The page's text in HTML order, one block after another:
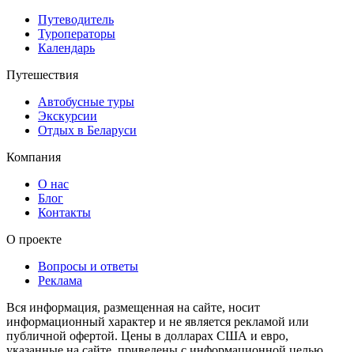
Путеводитель
Туроператоры
Календарь
Путешествия
Автобусные туры
Экскурсии
Отдых в Беларуси
Компания
О нас
Блог
Контакты
О проекте
Вопросы и ответы
Реклама
Вся информация, размещенная на сайте, носит
информационный характер и не является рекламой или
публичной офертой. Цены в долларах США и евро,